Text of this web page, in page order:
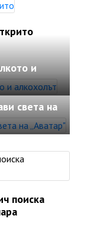
и
света на
поиска